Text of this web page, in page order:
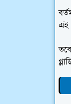
এই